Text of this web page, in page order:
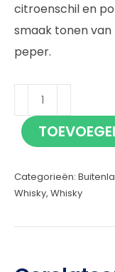
citroenschil en
smaak tonen van
peper.
Chichibu
Ichiro's
Malt
Grain
70cl
aantal
Categorieën:
Whisky, Whisky